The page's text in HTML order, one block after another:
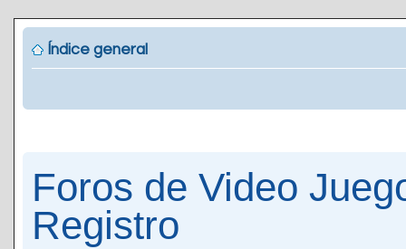
Índice general
Foros de Video
Registro